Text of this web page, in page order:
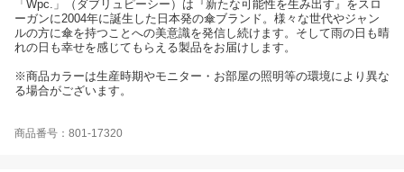
「Wpc.」（ダブリュピーシー）は『新たな可能性を生み出す』をスロ
ーガンに2004年に誕生した日本発の傘ブランド。様々な世代やジャン
ルの方に傘を持つことへの美意識を発信し続けます。そして雨の日も晴
れの日も幸せを感じてもらえる製品をお届けします。
※商品カラーは生産時期やモニター・お部屋の照明等の環境により異な
る場合がございます。
商品番号：801-17320